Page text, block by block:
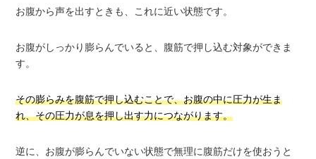
お腹から声を出すときも、これに近い状態です。
お腹がしっかり膨らんでいると、腹筋で押し込む対象ができま
す。
その膨らみを腹筋で押し込むことで、お腹の中に圧力が生ま
れ、その圧力が息を押し出す力につながります。
逆に、お腹が膨らんでいない状態で無理に腹筋だけを使おうと